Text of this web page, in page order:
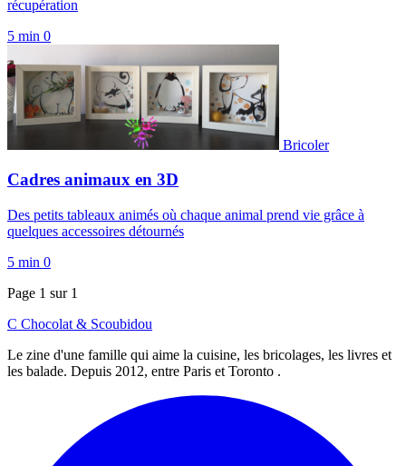
récupération
5 min 0
Bricoler
Cadres animaux en 3D
Des petits tableaux animés où chaque animal prend vie grâce à
quelques accessoires détournés
5 min 0
Page 1 sur 1
C Chocolat & Scoubidou
Le zine d'une famille qui aime la cuisine, les bricolages, les livres et
les balade. Depuis 2012, entre Paris et Toronto .